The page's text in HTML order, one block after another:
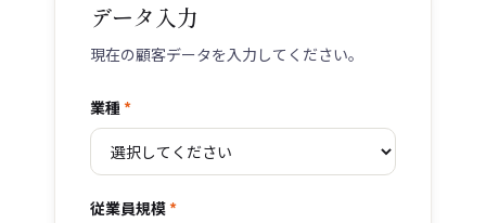
データ入力
現在の顧客データを入力してください。
業種*
従業員規模*